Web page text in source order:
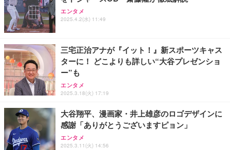
エンタメ
2025.4.2(水) 11:49
三宅正治アナが『イット！』新スポーツキャス
ターに！ どこよりも詳しい“大谷プレゼンショ
ー”も
エンタメ
2025.3.18(火) 17:19
大谷翔平、漫画家・井上雄彦のロゴデザインに
感謝「ありがとうございますピョン」
エンタメ
2025.3.11(火) 14:56